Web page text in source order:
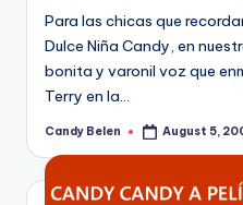
Para las chicas que
Dulce Niña Candy, en
bonita y varonil voz que
Terry en la…
Posted
Candy Belen August 5,